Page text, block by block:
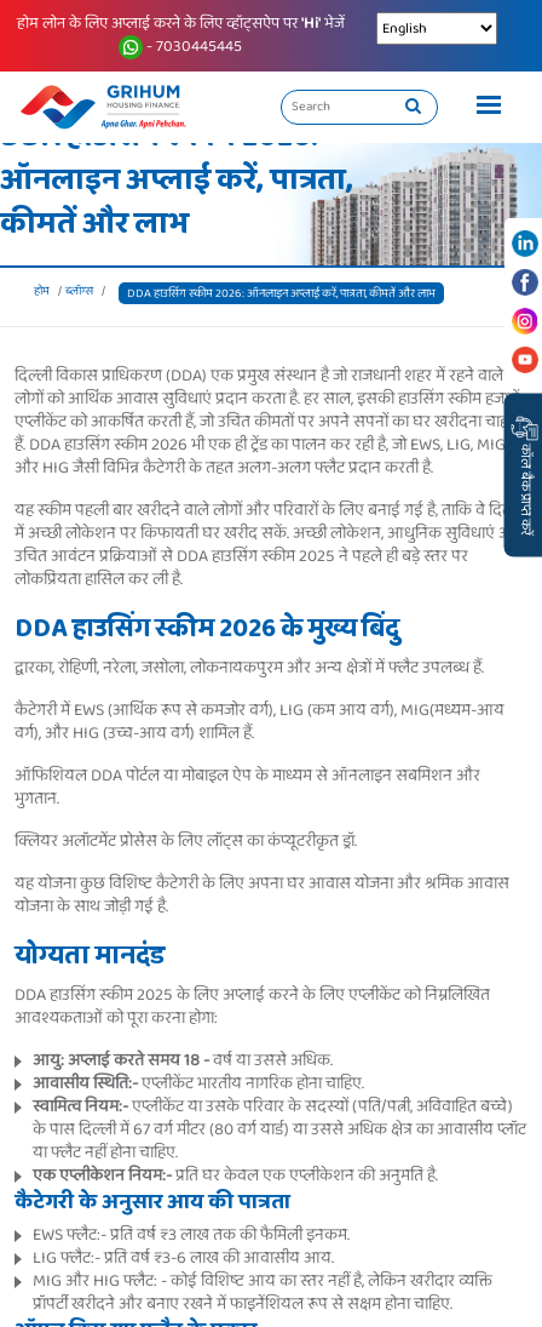
होम लोन के लिए अप्लाई करने के लिए व्हॉट्सऐप पर'Hi'भेजें
- 7030445445
DDA हाउसिंग स्कीम 2026:
ऑनलाइन अप्लाई करें, पात्रता,
कीमतें और लाभ
होम ब्लॉग्स DDA हाउसिंग स्कीम 2026: ऑनलाइन अप्लाई करें, पात्रता, कीमतें और लाभ
दिल्ली विकास प्राधिकरण (DDA) एक प्रमुख संस्थान है जो राजधानी शहर में रहने वाले
लोगों को आर्थिक आवास सुविधाएं प्रदान करता है. हर साल, इसकी हाउसिंग स्कीम हजारों
एप्लीकेंट को आकर्षित करती हैं, जो उचित कीमतों पर अपने सपनों का घर खरीदना चाहते
हैं. DDA हाउसिंग स्कीम 2026 भी एक ही ट्रेंड का पालन कर रही है, जो EWS, LIG, MIG
और HIG जैसी विभिन्न कैटेगरी के तहत अलग-अलग फ्लैट प्रदान करती है.
यह स्कीम पहली बार खरीदने वाले लोगों और परिवारों के लिए बनाई गई है, ताकि वे दिल्ली
में अच्छी लोकेशन पर किफायती घर खरीद सकें. अच्छी लोकेशन, आधुनिक सुविधाएं और
उचित आवंटन प्रक्रियाओं से DDA हाउसिंग स्कीम 2025 ने पहले ही बड़े स्तर पर
लोकप्रियता हासिल कर ली है.
DDA हाउसिंग स्कीम 2026 के मुख्य बिंदु
द्वारका, रोहिणी, नरेला, जसोला, लोकनायकपुरम और अन्य क्षेत्रों में फ्लैट उपलब्ध हैं.
कैटेगरी में EWS (आर्थिक रूप से कमजोर वर्ग), LIG (कम आय वर्ग), MIG(मध्यम-आय
वर्ग), और HIG (उच्च-आय वर्ग) शामिल हैं.
ऑफिशियल DDA पोर्टल या मोबाइल ऐप के माध्यम से ऑनलाइन सबमिशन और
भुगतान.
क्लियर अलॉटमेंट प्रोसेस के लिए लॉट्स का कंप्यूटरीकृत ड्रॉ.
यह योजना कुछ विशिष्ट कैटेगरी के लिए अपना घर आवास योजना और श्रमिक आवास
योजना के साथ जोड़ी गई है.
योग्यता मानदंड
DDA हाउसिंग स्कीम 2025 के लिए अप्लाई करने के लिए एप्लीकेंट को निम्नलिखित
आवश्यकताओं को पूरा करना होगा:
आयु: अप्लाई करते समय 18 -वर्ष या उससे अधिक.
आवासीय स्थिति:-एप्लीकेंट भारतीय नागरिक होना चाहिए.
स्वामित्व नियम:-एप्लीकेंट या उसके परिवार के सदस्यों (पति/पत्नी, अविवाहित बच्चे)
के पास दिल्ली में 67 वर्ग मीटर (80 वर्ग यार्ड) या उससे अधिक क्षेत्र का आवासीय प्लॉट
या फ्लैट नहीं होना चाहिए.
एक एप्लीकेशन नियम:-प्रति घर केवल एक एप्लीकेशन की अनुमति है.
कैटेगरी के अनुसार आय की पात्रता
EWS फ्लैट:- प्रति वर्ष ₹3 लाख तक की फैमिली इनकम.
LIG फ्लैट:- प्रति वर्ष ₹3-6 लाख की आवासीय आय.
MIG और HIG फ्लैट: - कोई विशिष्ट आय का स्तर नहीं है, लेकिन खरीदार व्यक्ति
प्रॉपर्टी खरीदने और बनाए रखने में फाइनेंशियल रूप से सक्षम होना चाहिए.
कॉल बैक प्राप्त करें